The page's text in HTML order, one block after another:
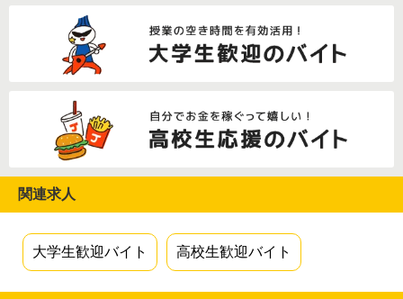
関連求人
大学生歓迎バイト 高校生歓迎バイト